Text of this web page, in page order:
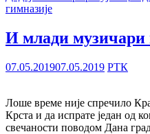
гимназије
И млади музичари
07.05.201907.05.2019 РТК
Лоше време није спречило
Крста и да испрате један од
свечаности поводом Дана